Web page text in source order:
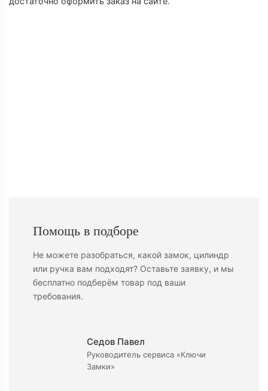
Помощь в подборе
Не можете разобраться, какой замок, цилиндр
или ручка вам подходят? Оставьте заявку, и мы
бесплатно подберём товар под ваши
требования.
Седов Павел
Руководитель сервиса «Ключи
Замки»